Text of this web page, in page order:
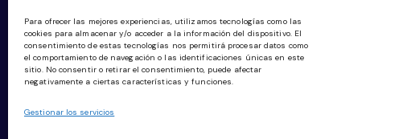
Para ofrecer las mejores experiencias, utilizamos tecnologías como las
cookies para almacenar y/o acceder a la información del dispositivo. El
consentimiento de estas tecnologías nos permitirá procesar datos como
el comportamiento de navegación o las identificaciones únicas en este
sitio. No consentir o retirar el consentimiento, puede afectar
negativamente a ciertas características y funciones.
Gestionar los servicios
hola@digitallketing.es
623 042 739